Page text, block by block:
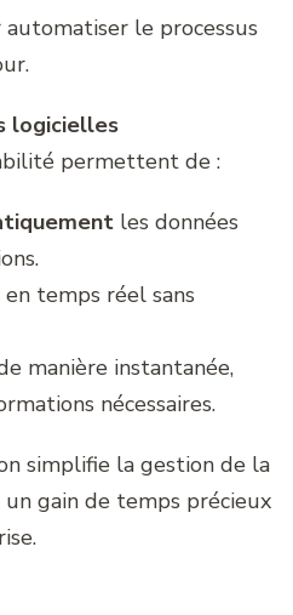
le processus
logicielles
permettent de :
les données
en temps réel sans
manière instantanée,
nécessaires.
simplifie la gestion de la
gain de temps précieux